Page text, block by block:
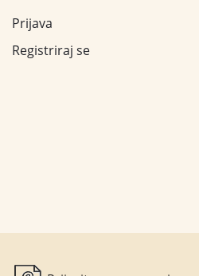
Prijava
Registriraj se